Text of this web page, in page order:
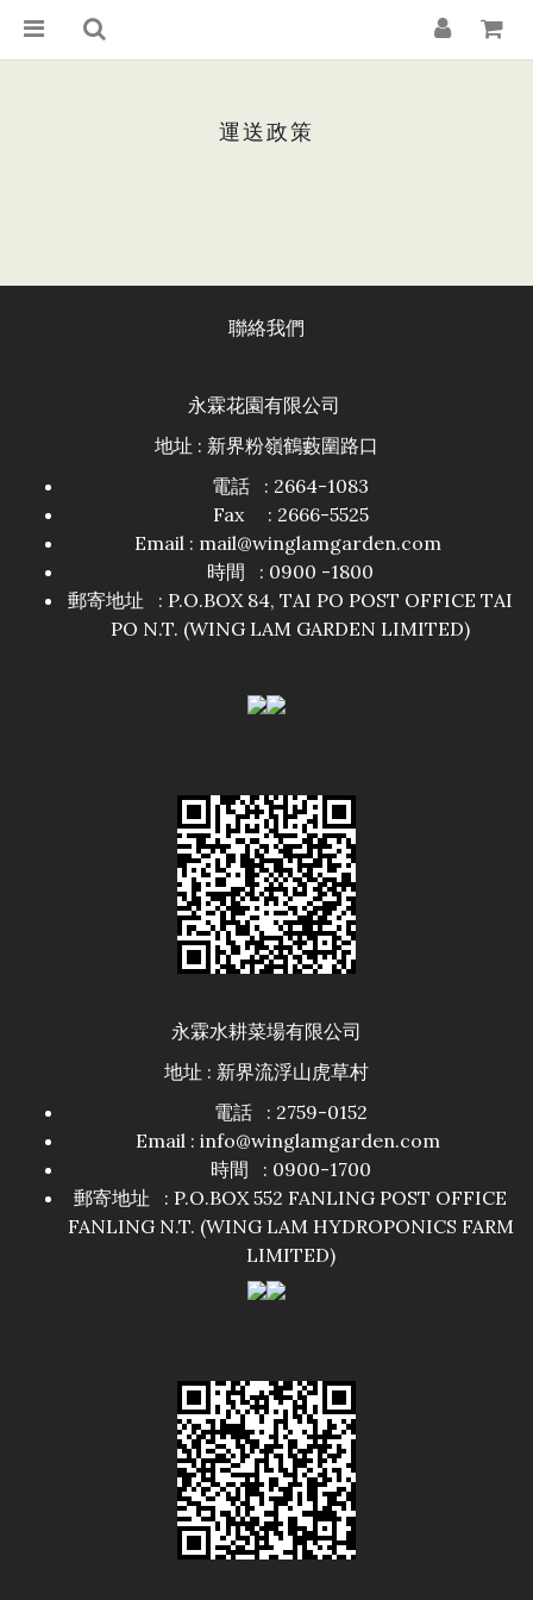
運送政策
聯絡我們
永霖花園有限公司
地址 : 新界粉嶺鶴藪圍路口
電話 : 2664-1083
Fax : 2666-5525
Email : mail@winglamgarden.com
時間 : 0900 -1800
郵寄地址 : P.O.BOX 84, TAI PO POST OFFICE TAI
PO N.T. (WING LAM GARDEN LIMITED)
永霖水耕菜場有限公司
地址 : 新界流浮山虎草村
電話 : 2759-0152
Email : info@winglamgarden.com
時間 : 0900-1700
郵寄地址 : P.O.BOX 552 FANLING POST OFFICE
FANLING N.T. (WING LAM HYDROPONICS FARM
LIMITED)